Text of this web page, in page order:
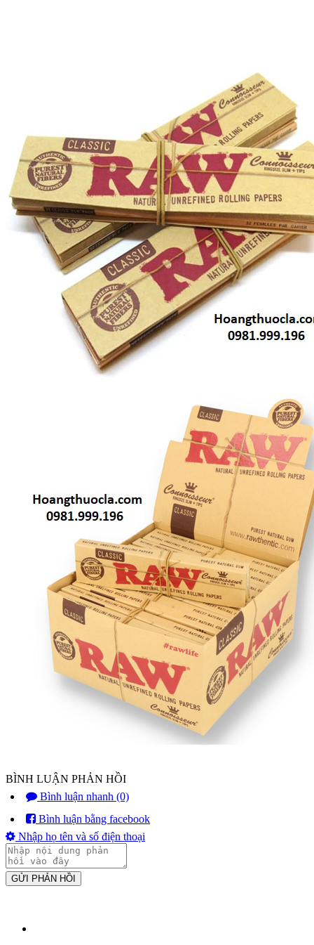
BÌNH LUẬN PHẢN HỒI
Bình luận nhanh (0)
Bình luận bằng facebook
Nhập họ tên và số điện thoại
GỬI PHẢN HỒI